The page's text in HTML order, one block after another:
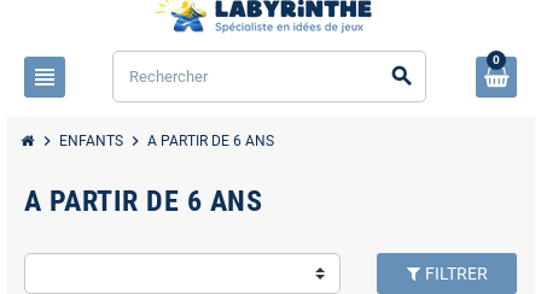
view_headline search
0
chevron_right ENFANTS chevron_right A PARTIR DE 6 ANS
A PARTIR DE 6 ANS
FILTRER